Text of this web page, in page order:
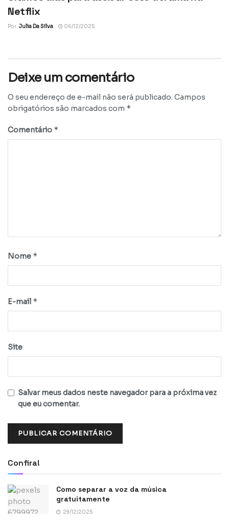
Netflix
Por Julia Da Silva 06/12/2025
Deixe um comentário
O seu endereço de e-mail não será publicado. Campos
obrigatórios são marcados com *
Comentário *
Nome *
E-mail *
Site
Salvar meus dados neste navegador para a próxima vez
que eu comentar.
Confira!
Como separar a voz da música
gratuitamente
29/12/2025